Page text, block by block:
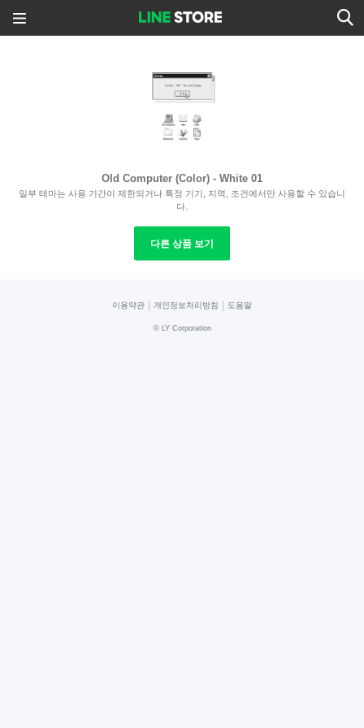
Old Computer (Color) - White 01
일부 테마는 사용 기간이 제한되거나 특정 기기, 지역, 조건에서만 사용할 수 있습니
다.
다른 상품 보기
이용약관 개인정보처리방침 도움말
© LY Corporation